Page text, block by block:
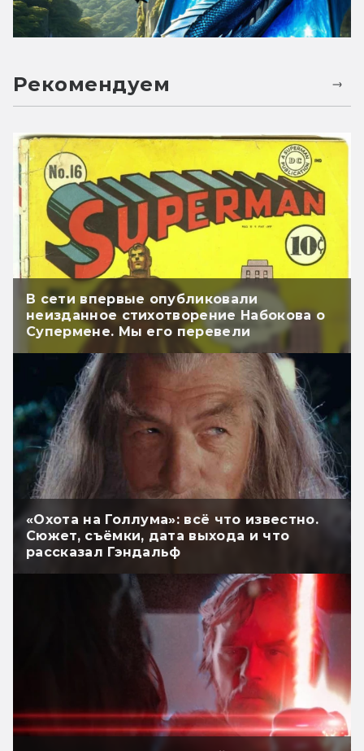
Рекомендуем
В сети впервые опубликовали
неизданное стихотворение Набокова о
Супермене. Мы его перевели
«Охота на Голлума»: всё что известно.
Сюжет, съёмки, дата выхода и что
рассказал Гэндальф